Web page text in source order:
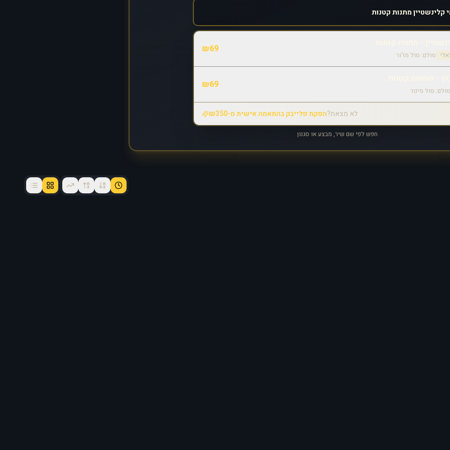
סולם: סול מז'ור
₪69
סולם: סול מינור
₪69
לא מצאת?הפקת פלייבק בהתאמה אישית מ-₪350
חפש לפי שם שיר, מבצע או סגנון